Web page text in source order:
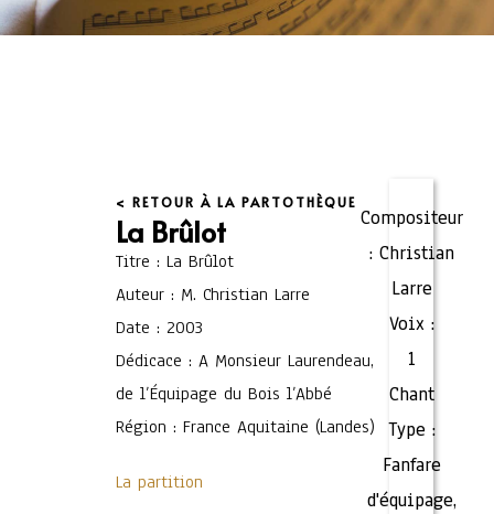
< RETOUR À LA PARTOTHÈQUE
La Brûlot
Titre : La Brûlot
Auteur : M. Christian Larre
Date : 2003
Dédicace : A Monsieur Laurendeau,
de l’Équipage du Bois l’Abbé
Région : France Aquitaine (Landes)
La partition
Compositeur
: Christian
Larre
Voix :
1
Chant
Type :
Fanfare
d'équipage,